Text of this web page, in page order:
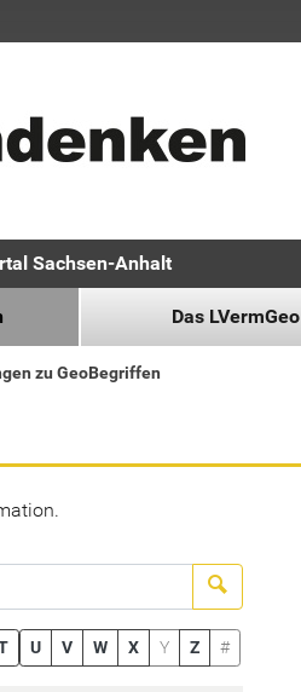
Sachsen-Anhalt
Das LVermGeo
zu GeoBegriffen
U V W X Y Z #